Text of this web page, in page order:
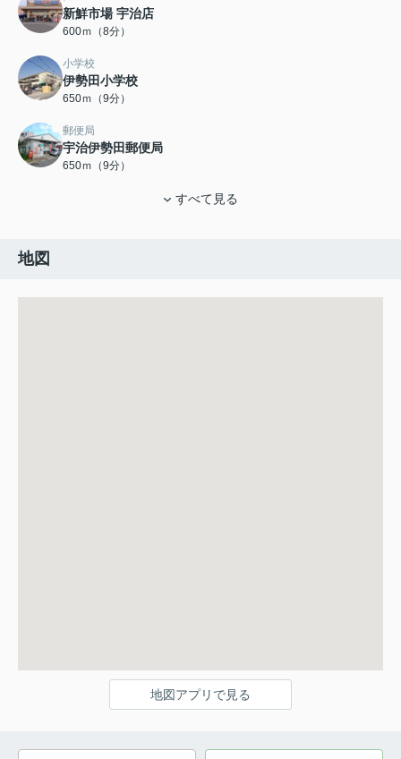
新鮮市場 宇治店
600ｍ（8分）
小学校
伊勢田小学校
650ｍ（9分）
郵便局
宇治伊勢田郵便局
650ｍ（9分）
すべて見る
地図
地図アプリで見る